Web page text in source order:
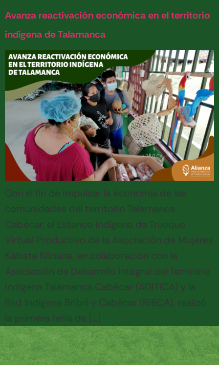
Avanza reactivación económica en el territorio
indígena de Talamanca
Con el fin de impulsar la economía de las
comunidades del territorio Talamanca
Cabécar, el Estanco Indígena de Trueque
Virtual Productivo de la Asociación de Mujeres
Kábata Könana, en colaboración con la
Asociación de Desarrollo Integral del Territorio
Indígena Talamanca Cabécar (ADITICA) y la
Red Indígena Bribri y Cabécar (RIBCA), realizó
la primera feria de […]